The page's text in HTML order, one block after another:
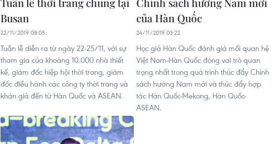
Busan
22/11/2019 08:05
Tuần lễ diễn ra từ ngày 22-25/11, với sự
tham gia của khoảng 10.000 nhà thiết
kế, giám đốc hiệp hội thời trang, giám
đốc điều hành các công ty thời trang và
khán giả đến từ Hàn Quốc và ASEAN.
của Hàn Quốc
24/11/2019 03:22
Học giả Hàn Quốc đánh giá mối quan hệ
Việt Nam-Hàn Quốc đóng vai trò quan
trọng nhất trong quá trình thúc đẩy Chính
sách hướng Nam mới và thúc đẩy hợp
tác Hàn Quốc-Mekong, Hàn Quốc-
ASEAN.